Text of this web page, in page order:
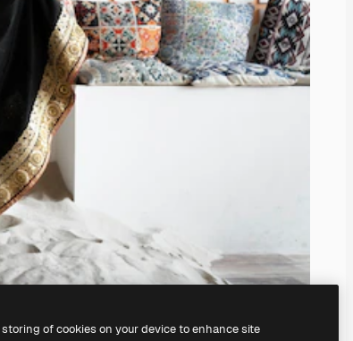
of cookies on your device to enhance site